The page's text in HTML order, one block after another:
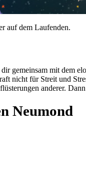
auf dem Laufenden.
gemeinsam mit dem
nicht für Streit und
anderer.
Neumond